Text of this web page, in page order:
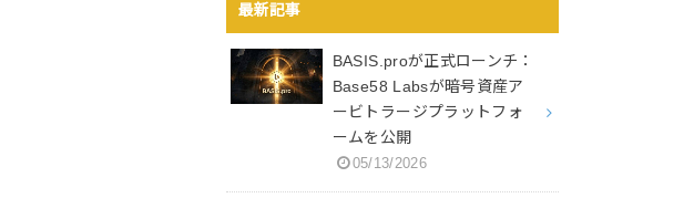
最新記事
BASIS.proが正式ローンチ：
Base58 Labsが暗号資産ア
ービトラージプラットフォ
ームを公開
05/13/2026